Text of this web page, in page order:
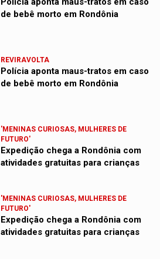
de bebê morto em Rondônia
REVIRAVOLTA
Polícia aponta maus-tratos em caso
de bebê morto em Rondônia
'MENINAS CURIOSAS, MULHERES DE
FUTURO'
Expedição chega a Rondônia com
atividades gratuitas para crianças
'MENINAS CURIOSAS, MULHERES DE
FUTURO'
Expedição chega a Rondônia com
atividades gratuitas para crianças